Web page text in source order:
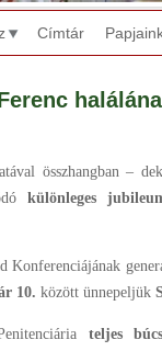
Címtár
összhangban –
különleges
Konferenciájának
10. között ünnepeljük
teljes